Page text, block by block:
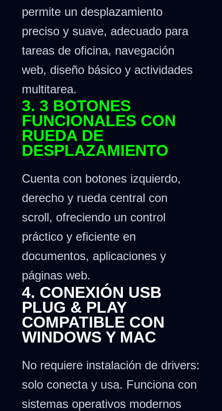
permite un desplazamiento
preciso y suave, adecuado para
tareas de oficina, navegación
web, diseño básico y actividades
multitarea.
3. 3 BOTONES
FUNCIONALES CON
RUEDA DE
DESPLAZAMIENTO
Cuenta con botones izquierdo,
derecho y rueda central con
scroll, ofreciendo un control
práctico y eficiente en
documentos, aplicaciones y
páginas web.
4. CONEXIÓN USB
PLUG & PLAY
COMPATIBLE CON
WINDOWS Y MAC
No requiere instalación de drivers:
solo conecta y usa. Funciona con
sistemas operativos modernos